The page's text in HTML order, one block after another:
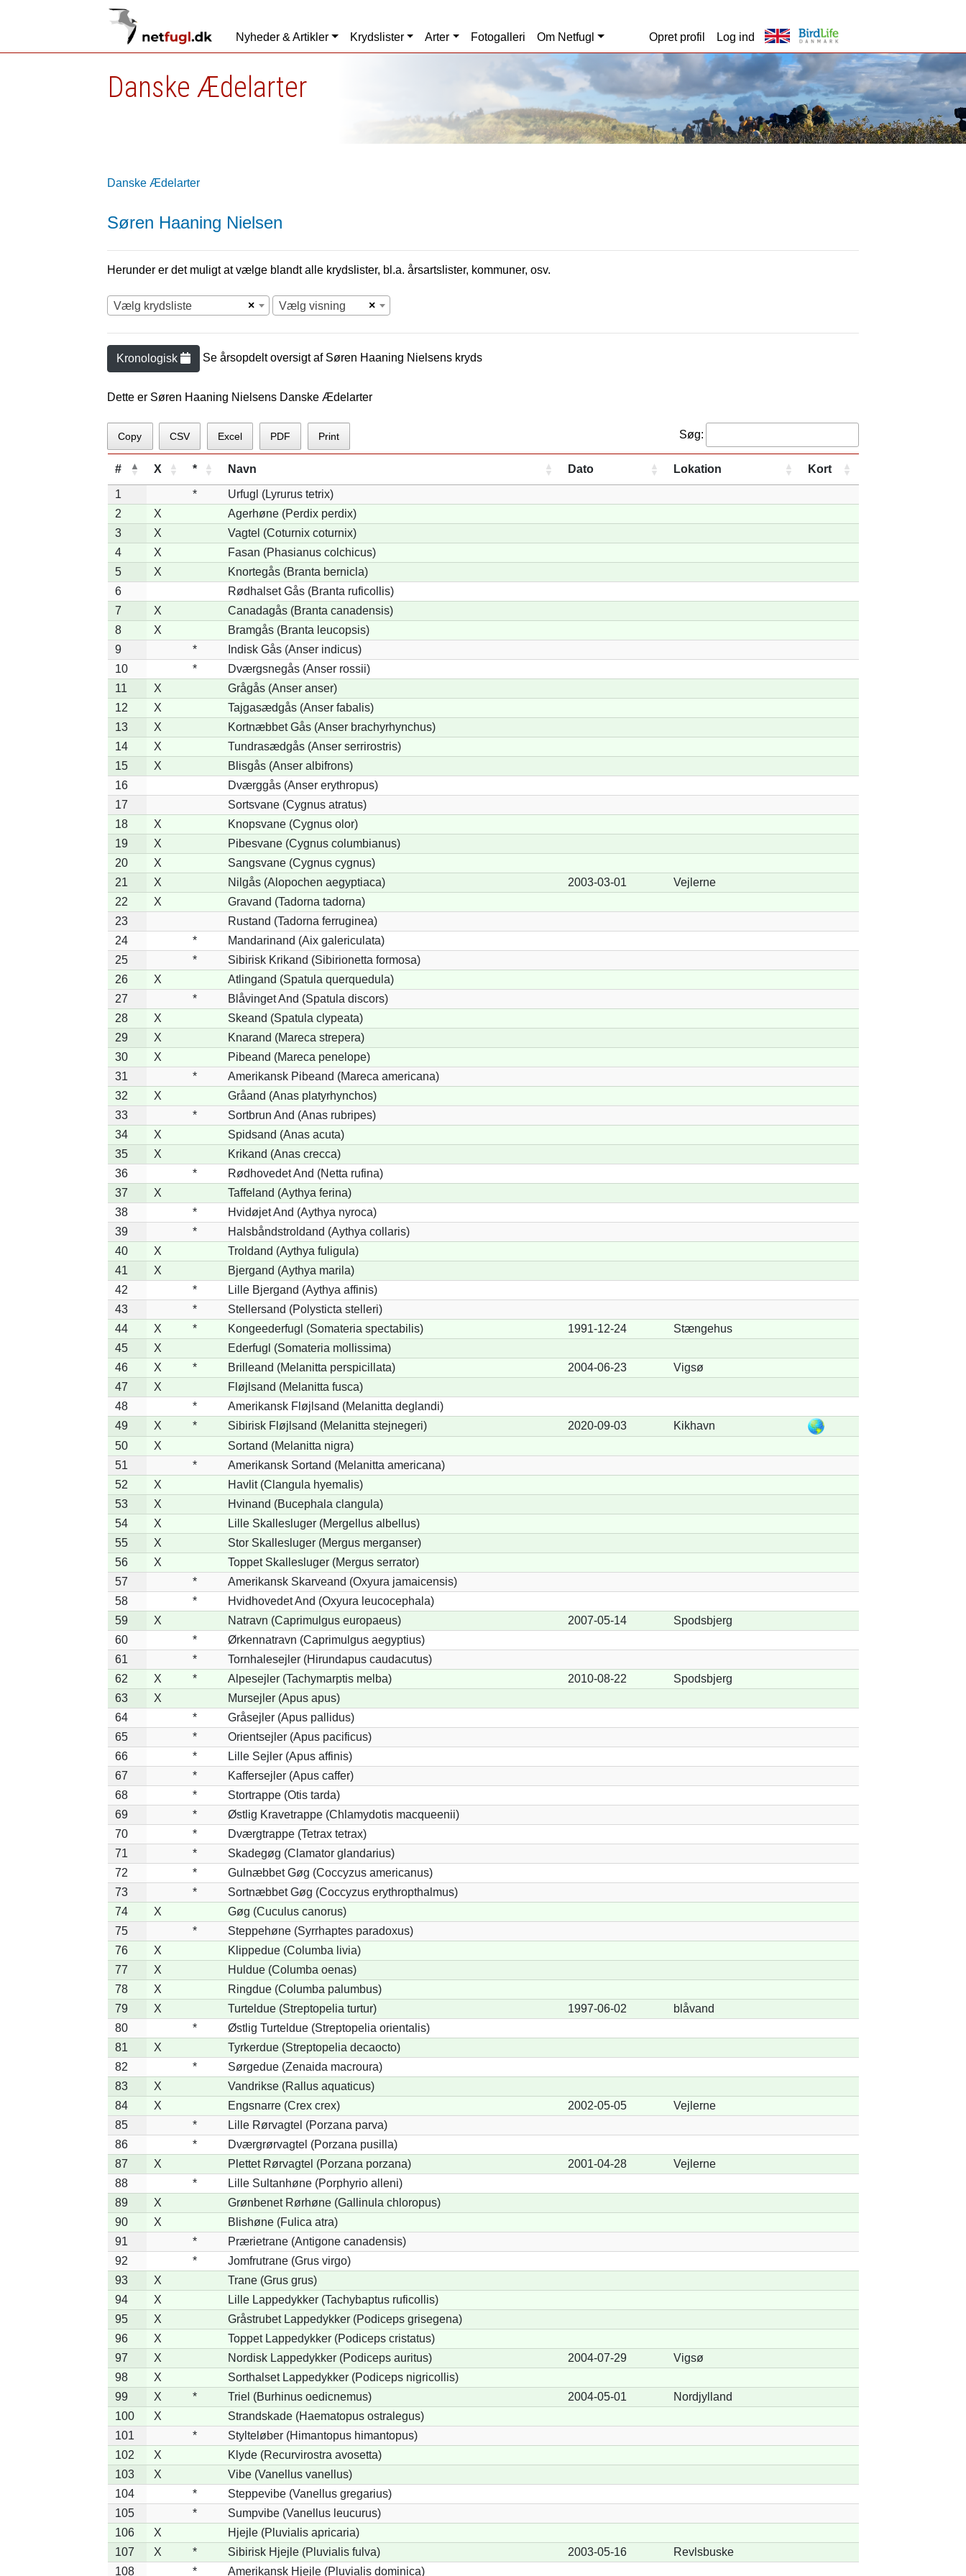
Nyheder & Artikler Krydslister Arter Fotogalleri Om Netfugl Opret profil Log ind
Danske Ædelarter
Danske Ædelarter
Søren Haaning Nielsen
Herunder er det muligt at vælge blandt alle krydslister, bl.a. årsartslister, kommuner, osv.
×
Vælg krydsliste ×
Vælg visning
Kronologisk Se årsopdelt oversigt af Søren Haaning Nielsens kryds
Dette er Søren Haaning Nielsens Danske Ædelarter
Copy CSV Excel PDF Print Søg:
# X * Navn Dato Lokation Kort
1 *
Urfugl (Lyrurus tetrix)
2
X
Agerhøne (Perdix perdix)
3
X
Vagtel (Coturnix coturnix)
4
X
Fasan (Phasianus colchicus)
5
X
Knortegås (Branta bernicla)
6
Rødhalset Gås (Branta ruficollis)
7
X
Canadagås (Branta canadensis)
8
X
Bramgås (Branta leucopsis)
9
*
Indisk Gås (Anser indicus)
10
*
Dværgsnegås (Anser rossii)
11
X
Grågås (Anser anser)
12
X
Tajgasædgås (Anser fabalis)
13
X
Kortnæbbet Gås (Anser brachyrhynchus)
14
X
Tundrasædgås (Anser serrirostris)
15
X
Blisgås (Anser albifrons)
16
Dværggås (Anser erythropus)
17
Sortsvane (Cygnus atratus)
18
X
Knopsvane (Cygnus olor)
19
X
Pibesvane (Cygnus columbianus)
20
X
Sangsvane (Cygnus cygnus)
21
X Nilgås (Alopochen aegyptiaca) 2003-03-01
Vejlerne
22
X
Gravand (Tadorna tadorna)
23
Rustand (Tadorna ferruginea)
24
*
Mandarinand (Aix galericulata)
25
*
Sibirisk Krikand (Sibirionetta formosa)
26
X
Atlingand (Spatula querquedula)
27
*
Blåvinget And (Spatula discors)
28
X
Skeand (Spatula clypeata)
29
X
Knarand (Mareca strepera)
30
X
Pibeand (Mareca penelope)
31
*
Amerikansk Pibeand (Mareca americana)
32
X
Gråand (Anas platyrhynchos)
33
*
Sortbrun And (Anas rubripes)
34
X
Spidsand (Anas acuta)
35
X
Krikand (Anas crecca)
36
*
Rødhovedet And (Netta rufina)
37
X
Taffeland (Aythya ferina)
38
*
Hvidøjet And (Aythya nyroca)
39
*
Halsbåndstroldand (Aythya collaris)
40
X
Troldand (Aythya fuligula)
41
X
Bjergand (Aythya marila)
42
*
Lille Bjergand (Aythya affinis)
43
*
Stellersand (Polysticta stelleri)
44
X * Kongeederfugl (Somateria spectabilis) 1991-12-24
Stængehus
45
X
Ederfugl (Somateria mollissima)
46
X * Brilleand (Melanitta perspicillata) 2004-06-23
Vigsø
47
X
Fløjlsand (Melanitta fusca)
48
*
Amerikansk Fløjlsand (Melanitta deglandi)
49
X * Sibirisk Fløjlsand (Melanitta stejnegeri) 2020-09-03
Kikhavn
50
X
Sortand (Melanitta nigra)
51
*
Amerikansk Sortand (Melanitta americana)
52
X
Havlit (Clangula hyemalis)
53
X
Hvinand (Bucephala clangula)
54
X
Lille Skallesluger (Mergellus albellus)
55
X
Stor Skallesluger (Mergus merganser)
56
X
Toppet Skallesluger (Mergus serrator)
57
*
Amerikansk Skarveand (Oxyura jamaicensis)
58
*
Hvidhovedet And (Oxyura leucocephala)
59
X Natravn (Caprimulgus europaeus) 2007-05-14
Spodsbjerg
60
*
Ørkennatravn (Caprimulgus aegyptius)
61
*
Tornhalesejler (Hirundapus caudacutus)
62
X * Alpesejler (Tachymarptis melba) 2010-08-22
Spodsbjerg
63
X
Mursejler (Apus apus)
64
*
Gråsejler (Apus pallidus)
65
*
Orientsejler (Apus pacificus)
66
*
Lille Sejler (Apus affinis)
67
*
Kaffersejler (Apus caffer)
68
*
Stortrappe (Otis tarda)
69
*
Østlig Kravetrappe (Chlamydotis macqueenii)
70
*
Dværgtrappe (Tetrax tetrax)
71
*
Skadegøg (Clamator glandarius)
72
*
Gulnæbbet Gøg (Coccyzus americanus)
73
*
Sortnæbbet Gøg (Coccyzus erythropthalmus)
74
X
Gøg (Cuculus canorus)
75
*
Steppehøne (Syrrhaptes paradoxus)
76
X
Klippedue (Columba livia)
77
X
Huldue (Columba oenas)
78
X
Ringdue (Columba palumbus)
79
X Turteldue (Streptopelia turtur) 1997-06-02
blåvand
80
*
Østlig Turteldue (Streptopelia orientalis)
81
X
Tyrkerdue (Streptopelia decaocto)
82
*
Sørgedue (Zenaida macroura)
83
X
Vandrikse (Rallus aquaticus)
84
X Engsnarre (Crex crex) 2002-05-05
Vejlerne
85
*
Lille Rørvagtel (Porzana parva)
86
*
Dværgrørvagtel (Porzana pusilla)
87
X Plettet Rørvagtel (Porzana porzana) 2001-04-28
Vejlerne
88
*
Lille Sultanhøne (Porphyrio alleni)
89
X
Grønbenet Rørhøne (Gallinula chloropus)
90
X
Blishøne (Fulica atra)
91
*
Prærietrane (Antigone canadensis)
92
*
Jomfrutrane (Grus virgo)
93
X
Trane (Grus grus)
94
X
Lille Lappedykker (Tachybaptus ruficollis)
95
X
Gråstrubet Lappedykker (Podiceps grisegena)
96
X
Toppet Lappedykker (Podiceps cristatus)
97
X Nordisk Lappedykker (Podiceps auritus) 2004-07-29
Vigsø
98
X
Sorthalset Lappedykker (Podiceps nigricollis)
99
X * Triel (Burhinus oedicnemus) 2004-05-01
Nordjylland
100
X
Strandskade (Haematopus ostralegus)
101
*
Stylteløber (Himantopus himantopus)
102
X
Klyde (Recurvirostra avosetta)
103
X
Vibe (Vanellus vanellus)
104
*
Steppevibe (Vanellus gregarius)
105
*
Sumpvibe (Vanellus leucurus)
106
X
Hjejle (Pluvialis apricaria)
107
X * Sibirisk Hjejle (Pluvialis fulva) 2003-05-16
Revlsbuske
108
* Amerikansk Hjejle (Pluvialis dominica)